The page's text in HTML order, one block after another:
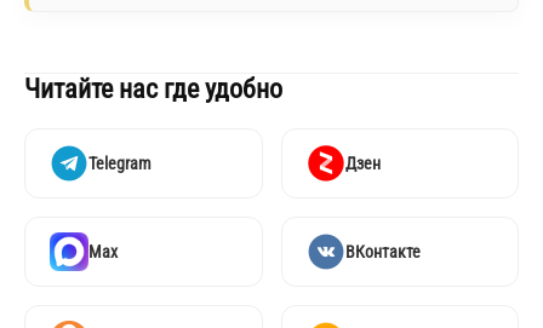
Читайте нас где удобно
Telegram Дзен
Max ВКонтакте